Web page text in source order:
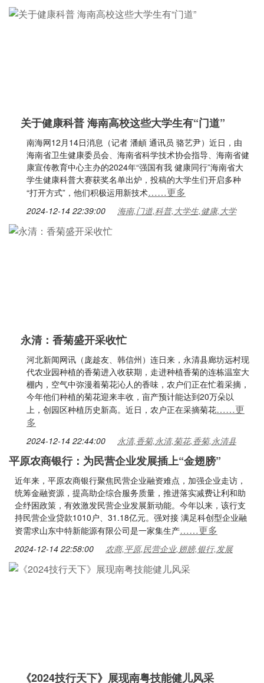
关于健康科普 海南高校这些大学生有“门道”
南海网12月14日消息（记者 潘頔 通讯员 骆艺尹）近日，由
海南省卫生健康委员会、海南省科学技术协会指导、海南省健
康宣传教育中心主办的2024年“强国有我 健康同行”海南省大
学生健康科普大赛获奖名单出炉，投稿的大学生们开启多种
“打开方式”，他们积极运用新技术……更多
2024-12-14 22:39:00 海南,门道,科普,大学生,健康,大学
永清：香菊盛开采收忙
河北新闻网讯（庞趁友、韩信州）连日来，永清县廊坊远村现
代农业园种植的香菊进入收获期，走进种植香菊的连栋温室大
棚内，空气中弥漫着菊花沁人的香味，农户们正在忙着采摘，
今年他们种植的菊花迎来丰收，亩产预计能达到20万朵以
上，创园区种植历史新高。近日，农户正在采摘菊花……更
多
2024-12-14 22:44:00 永清,香菊,永清,菊花,香菊,永清县
平原农商银行：为民营企业发展插上“金翅膀”
近年来，平原农商银行聚焦民营企业融资难点，加强企业走访，
统筹金融资源，提高助企综合服务质量，推进落实减费让利和助
企纾困政策，有效激发民营企业发展新动能。今年以来，该行支
持民营企业贷款1010户、31.18亿元。强对接 满足科创型企业融
资需求山东中特新能源有限公司是一家集生产……更多
2024-12-14 22:58:00 农商,平原,民营企业,翅膀,银行,发展
《2024技行天下》展现南粤技能健儿风采